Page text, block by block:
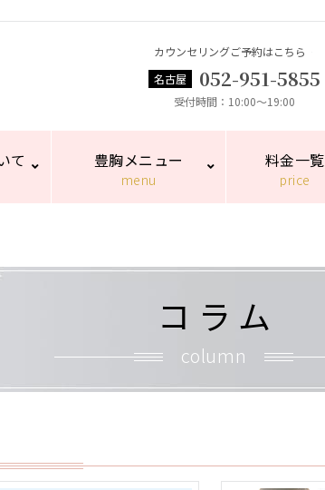
カウンセリングご予約はこちら
名古屋
052-951-5855
受付時間 10:00～19:00
て 豊胸メニュー
menu
料金一覧
price
コラム
column